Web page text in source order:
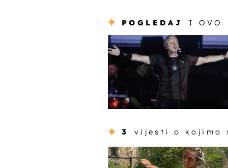
POGLEDAJ I OVO
3 vijesti o kojima